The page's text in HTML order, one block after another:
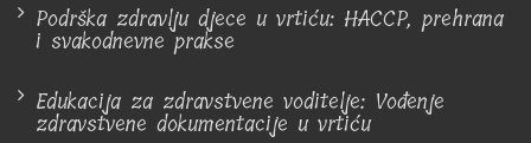
Podrška zdravlju djece u vrtiću: HACCP, prehrana
i svakodnevne prakse
Edukacija za zdravstvene voditelje: Vođenje
zdravstvene dokumentacije u vrtiću